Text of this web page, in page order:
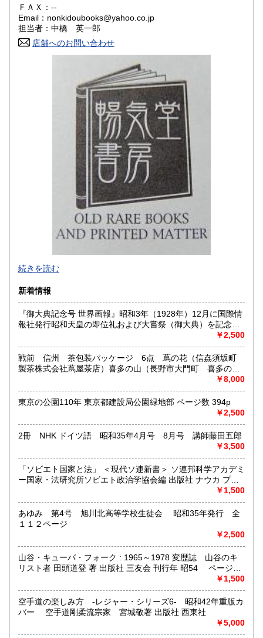
香川県 180円 愛媛県
高知県
180円 長崎県
180円 大分県
180円 鹿児島県
180円
ＦＡＸ：--
Email：nonkidoubooks@yahoo.co.jp
担当者：中橋 英一郎
店舗へのお問い合わせ
最寄駅：花小金井
営業時間：10:00〜18:00
定休日：不定休
古本・骨董品の出張買取のお申込み・ご予約は、お電話・ま
たはメールにて承っております。 お気軽にお問合わせくださ
出張費は無料です。旧家、蔵のあるお宅、昭和40年以前の古
いお宅の買取は、遠方でも大歓迎です。
取り扱い分野
社会科学、美術工芸、古典籍、近代文献、外国書
続きを読む
新着情報
『御大典記念号 世界画報』昭和3年（1928年）12月に国際情
報社発行昭和天皇の即位礼および大嘗祭（御大典）を記念す
るグラフ雑誌の臨時増刊号です。当時の儀式の様子や関連行
事を写した貴重な写真や解説が多数収録されています。
￥2,500
戦前 信州 茶包装パッケージ 6点 蔦の花（信劦須坂町
製茶株式会社蔦屋茶店）喜多の山（長野市大門町 喜多の園
本店）西沢園（長野県中堅町 西澤園本舗）梅の花（信州須
坂市梅の園茶店）奈良此園（信州中野町 西澤茶舗）美泉瀧
（信州長野市新町 茶間屋美濃久商店）瀧の音（信濃吉田本
￥8,000
東京の公園110年 東京都建設局公園緑地部 ページ数 394p
￥2,500
2冊 NHK ドイツ語 昭和35年4月号 8月号 講師藤田五郎
￥3,500
「ソビエト国家と法」 ＜現代ソ連新書＞ ソ連邦科学アカデミ
ー国家・法研究所ソビエト政治学協会編 出版社 ナウカ プロ
￥1,500
あゆみ 第4号 旭川北高等学校生徒会 昭和35年発行 全
１１２ページ
￥2,500
山谷・キューバ・フォーク : 1965～1978 変歴誌 山谷のキ
リスト者 田頭道登 著 出版社 三友会 刊行年 昭54 ページ数
￥1,500
空手道の楽しみ方 -レジャー・シリーズ6- 昭和42年重版カ
バー 空手道剛柔流宗家 宮城敬著 出版社 西東社
￥5,000